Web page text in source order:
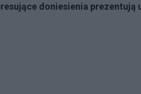
doniesienia prezentują